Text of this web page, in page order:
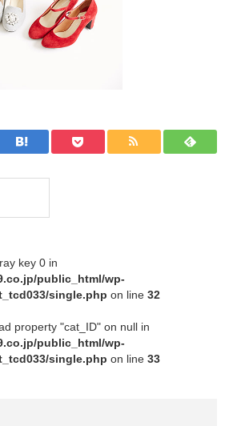
key 0 in
public_html/wp-
single.php on line 32
property "cat_ID" on null in
public_html/wp-
single.php on line 33